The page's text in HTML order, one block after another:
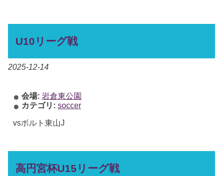
U10リーグ戦
2025-12-14
会場: 岩倉東公園
カテゴリ: soccer
vsボルト東山J
高円宮杯U15リーグ戦